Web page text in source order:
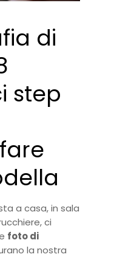
di
step
a casa, in sala
ci
foto di
la nostra